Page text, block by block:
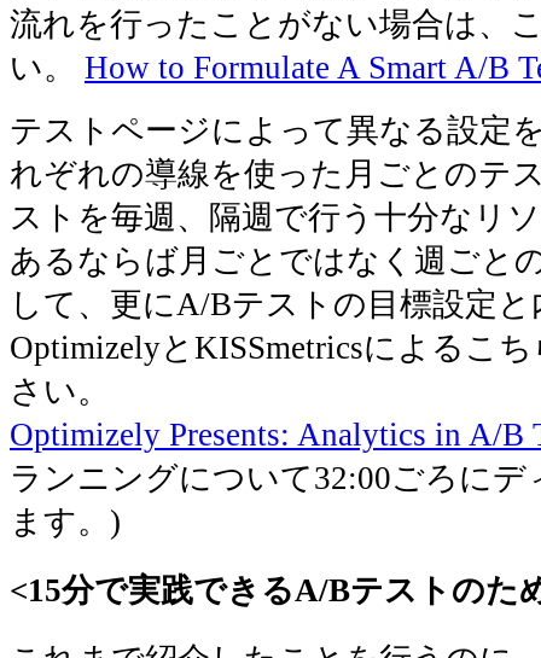
流れを行ったことがない場合は、
い。 How to Formulate A Smart A/B
テストページによって異なる設定
れぞれの導線を使った月ごとのテ
ストを毎週、隔週で行う十分なリ
あるならば月ごとではなく週ごと
して、更にA/Bテストの目標設定
OptimizelyとKISSmetricsによるこ
さい。
Optimizely Presents: Analytics in A/B
ランニングについて32:00ごろに
ます。)
<15分で実践できるA/Bテストのた